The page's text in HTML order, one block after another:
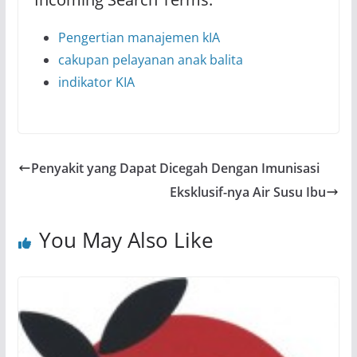
Pengertian manajemen kIA
cakupan pelayanan anak balita
indikator KIA
Penyakit yang Dapat Dicegah Dengan Imunisasi
Eksklusif-nya Air Susu Ibu
You May Also Like